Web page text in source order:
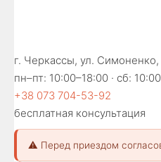
г. Черкассы, ул.
пн–пт: 10:00–18:00 · сб:
+38 073 704-53-92
бесплатная консультация
⚠️ Перед приездом